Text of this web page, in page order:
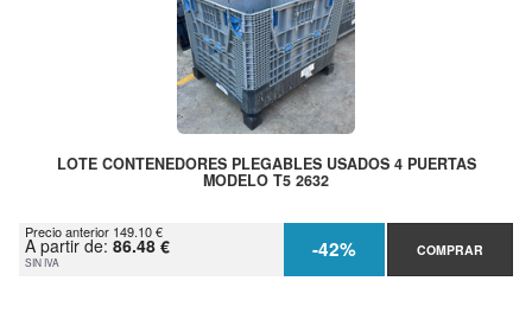
LOTE CONTENEDORES PLEGABLES USADOS 4 PUERTAS
MODELO T5 2632
Precio anterior 149.10 €
A partir de: 86.48 €
SIN IVA -42% COMPRAR